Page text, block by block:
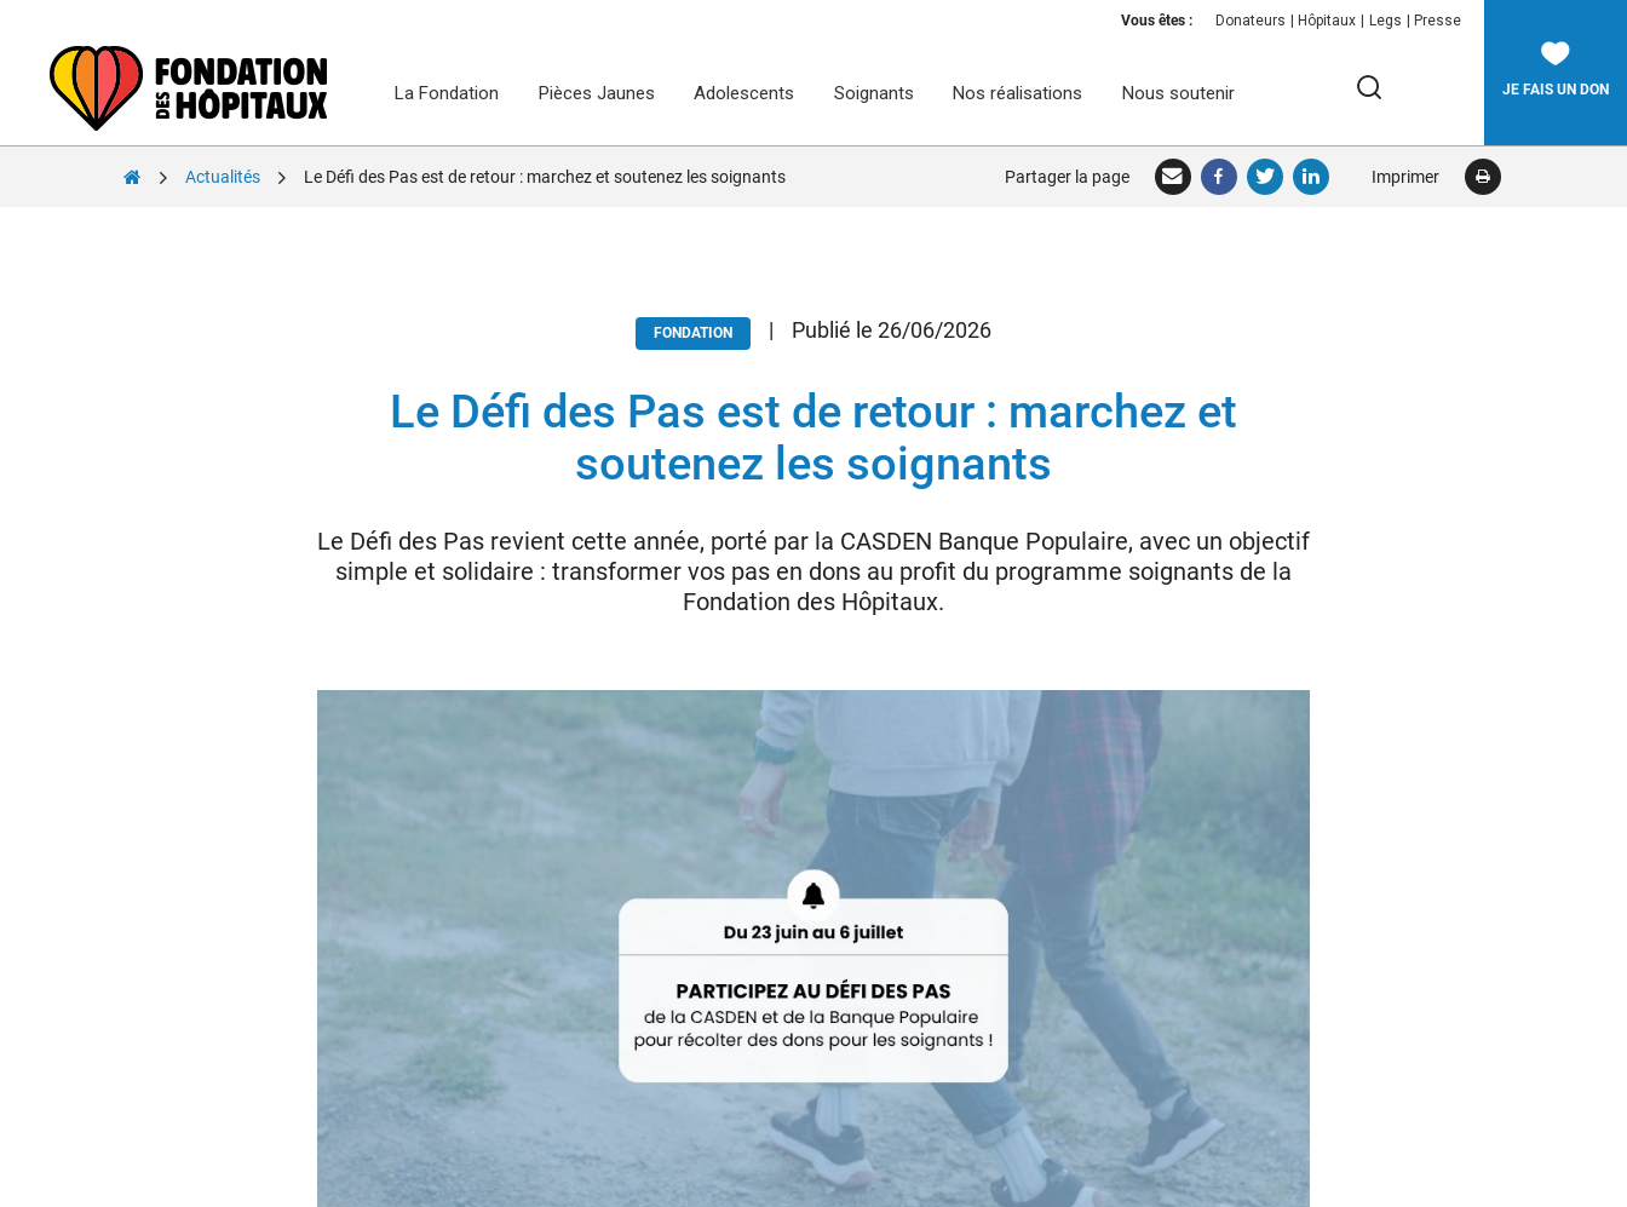
Vous êtes : Donateurs Hôpitaux Legs Presse
La Fondation Pièces Jaunes Adolescents Soignants Nos réalisations Nous soutenir
RECHERCHER
JE FAIS UN DON
Actualités Le Défi des Pas est de retour : marchez et soutenez les soignants Partager la page Imprimer
FONDATION | Publié le 26/06/2026
Le Défi des Pas est de retour : marchez et
soutenez les soignants
Le Défi des Pas revient cette année, porté par la CASDEN Banque Populaire, avec un objectif
simple et solidaire : transformer vos pas en dons au profit du programme soignants de la
Fondation des Hôpitaux.